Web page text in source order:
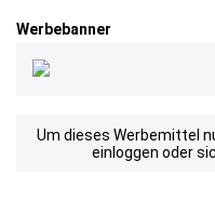
Werbebanner
Um dieses Werbemittel
einloggen oder